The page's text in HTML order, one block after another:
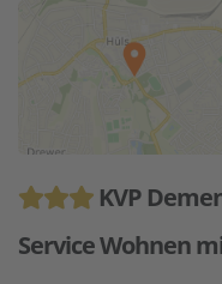
KVP
Service Wohnen